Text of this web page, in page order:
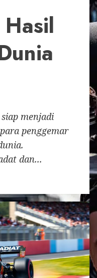
menjadi
penggemar
dan...